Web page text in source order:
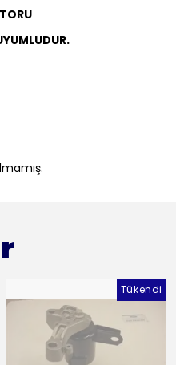
Tükendi